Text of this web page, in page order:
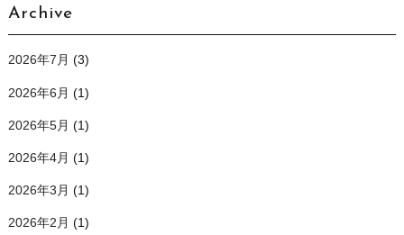
Archive
2026年7月 (3)
2026年6月 (1)
2026年5月 (1)
2026年4月 (1)
2026年3月 (1)
2026年2月 (1)